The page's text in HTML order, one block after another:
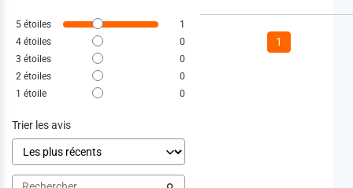
5 étoiles
1
4 étoiles
0
3 étoiles
0
2 étoiles
0
1 étoile 0
Trier les avis
1